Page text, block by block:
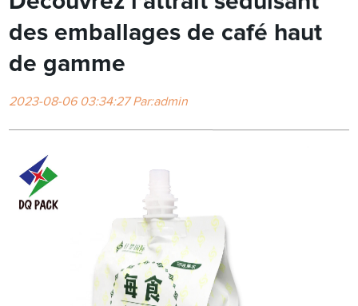
des emballages de café haut
de gamme
2023-08-06 03:34:27 Par:admin